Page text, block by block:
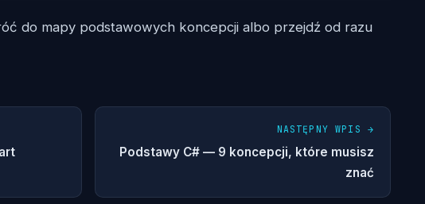
do mapy podstawowych koncepcji albo przejdź od razu
NASTĘPNY WPIS →
Podstawy C# — 9 koncepcji, które musisz
znać